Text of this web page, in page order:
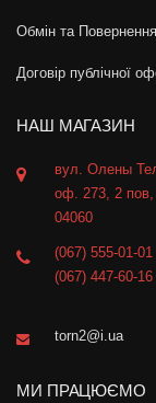
Обмін та Повернення
Договір публічної
НАШ МАГАЗИН
вул. Олены
оф. 273, 2 пов,
04060
(067) 555-01-01
(067) 447-60-16
torn2@i.ua
МИ ПРАЦЮЄМО